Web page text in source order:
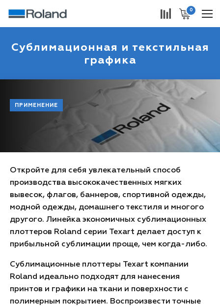
0
Сублимационная и текстильная
графика
ПРИМЕНЕНИЕ
Откройте для себя увлекательный способ
производства высококачественных мягких
вывесок, флагов, баннеров, спортивной одежды,
модной одежды, домашнего текстиля и многого
другого. Линейка экономичных сублимационных
плоттеров Roland серии Texart делает доступ к
прибыльной сублимации проще, чем когда-либо.
Сублимационные плоттеры Texart компании
Roland идеально подходят для нанесения
принтов и графики на ткани и поверхности с
полимерным покрытием. Воспроизвести точные